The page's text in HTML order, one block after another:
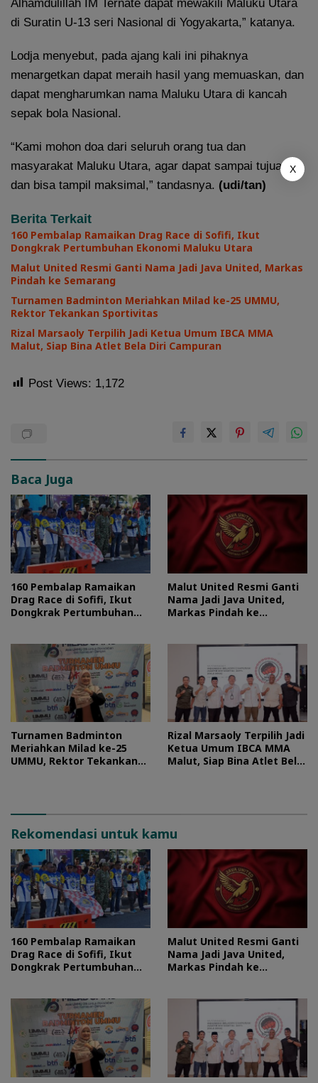
Alhamdulillah IM Ternate dapat mewakili Maluku Utara
di Suratin U-13 seri Nasional di Yogyakarta,” katanya.
Lodja menyebut, pada ajang kali ini pihaknya
menargetkan dapat meraih hasil yang memuaskan, dan
dapat mengharumkan nama Maluku Utara di kancah
sepak bola Nasional.
“Kami mohon doa dari seluruh orang tua dan
masyarakat Maluku Utara, agar dapat sampai tujuan
dan bisa tampil maksimal,” tandasnya. (udi/tan)
Berita Terkait
160 Pembalap Ramaikan Drag Race di Sofifi, Ikut
Dongkrak Pertumbuhan Ekonomi Maluku Utara
Malut United Resmi Ganti Nama Jadi Java United, Markas
Pindah ke Semarang
Turnamen Badminton Meriahkan Milad ke-25 UMMU,
Rektor Tekankan Sportivitas
Rizal Marsaoly Terpilih Jadi Ketua Umum IBCA MMA
Malut, Siap Bina Atlet Bela Diri Campuran
Post Views: 1,172
Baca Juga
160 Pembalap Ramaikan
Drag Race di Sofifi, Ikut
Dongkrak Pertumbuhan
Malut United Resmi Ganti
Nama Jadi Java United,
Markas Pindah ke
Turnamen Badminton
Meriahkan Milad ke-25
UMMU, Rektor Tekankan
Rizal Marsaoly Terpilih Jadi
Ketua Umum IBCA MMA
Malut, Siap Bina Atlet Bela
Rekomendasi untuk kamu
160 Pembalap Ramaikan
Drag Race di Sofifi, Ikut
Dongkrak Pertumbuhan
Malut United Resmi Ganti
Nama Jadi Java United,
Markas Pindah ke
X